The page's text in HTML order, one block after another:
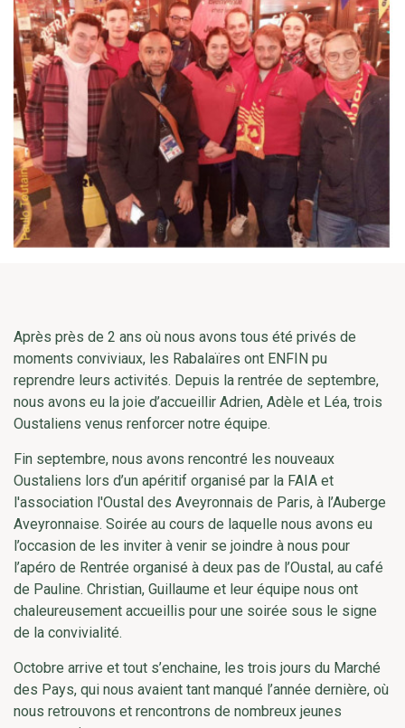
Après près de 2 ans où nous avons tous été privés de
moments conviviaux, les Rabalaïres ont ENFIN pu
reprendre leurs activités. Depuis la rentrée de septembre,
nous avons eu la joie d’accueillir Adrien, Adèle et Léa, trois
Oustaliens venus renforcer notre équipe.
Fin septembre, nous avons rencontré les nouveaux
Oustaliens lors d’un apéritif organisé par la FAIA et
l'association l'Oustal des Aveyronnais de Paris, à l’Auberge
Aveyronnaise. Soirée au cours de laquelle nous avons eu
l’occasion de les inviter à venir se joindre à nous pour
l’apéro de Rentrée organisé à deux pas de l’Oustal, au café
de Pauline. Christian, Guillaume et leur équipe nous ont
chaleureusement accueillis pour une soirée sous le signe
de la convivialité.
Octobre arrive et tout s’enchaine, les trois jours du Marché
des Pays, qui nous avaient tant manqué l’année dernière, où
nous retrouvons et rencontrons de nombreux jeunes